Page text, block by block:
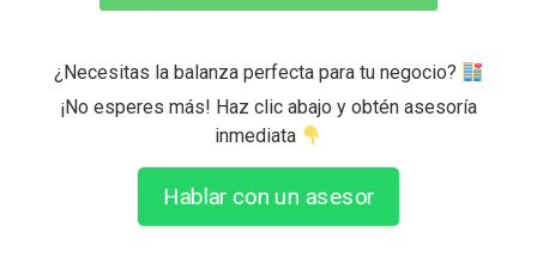
¿Necesitas la balanza perfecta para tu negocio?
¡No esperes más! Haz clic abajo y obtén asesoría
inmediata
Hablar con un asesor